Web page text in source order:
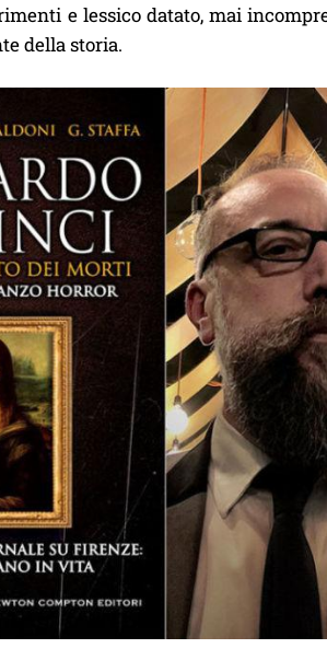
e lessico datato, mai
della storia.